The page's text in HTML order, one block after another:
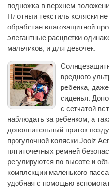
подножка в верхнем
Плотный текстиль коляски
обработан влагозащитной
элегантные расцветки
мальчиков, и для девочек.
вредного
ребенка,
сиденья.
с сетчатой
наблюдать за ребенком, а
дополнительный приток
прогулочной коляски Joolz Aer
пятиточечных ремней
регулируются по высоте и
комплекции маленького
удобная с помощью